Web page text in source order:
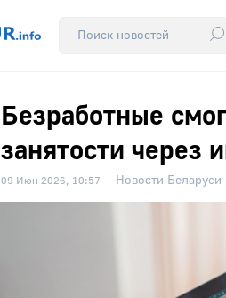
Безработные
занятости через
09 Июн 2026, 10:57 Новости Беларуси